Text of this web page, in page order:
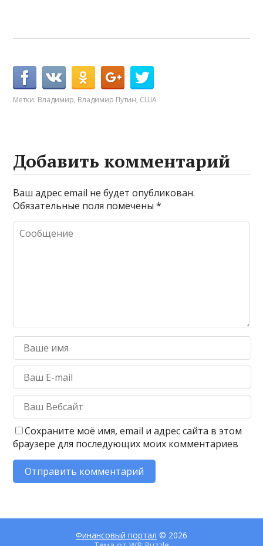
Метки: Владимир, Владимир Путин, США
Добавить комментарий
Ваш адрес email не будет опубликован.
Обязательные поля помечены*
Сохраните моё имя, email и адрес сайта в этом
браузере для последующих моих комментариев
Финансовый портал © 2026